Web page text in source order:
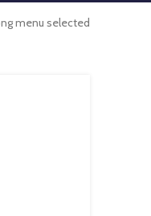
menu selected